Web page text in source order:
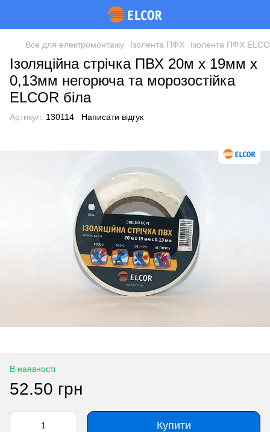
Все для електромонтажу Ізолента ПФХ Ізолента ПФХ
Ізоляційна стрічка ПВХ 20м х 19мм х
0,13мм негорюча та морозостійка
ELCOR біла
Артикул: 130114 Написати відгук
В наявності
52.50 грн
Купити